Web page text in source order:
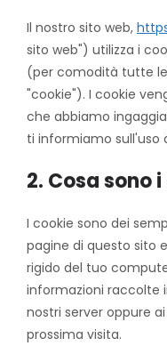
Il nostro sito web,
sito web") utilizza i
(per comodità tutte
"cookie"). I cookie
che abbiamo
ti informiamo sull'uso
2. Cosa sono
I cookie sono dei
pagine di questo sito
rigido del tuo
informazioni raccolte
nostri server oppure
prossima visita.